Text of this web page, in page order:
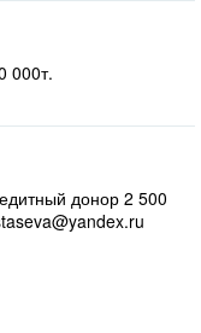
000т.
донор 2 500